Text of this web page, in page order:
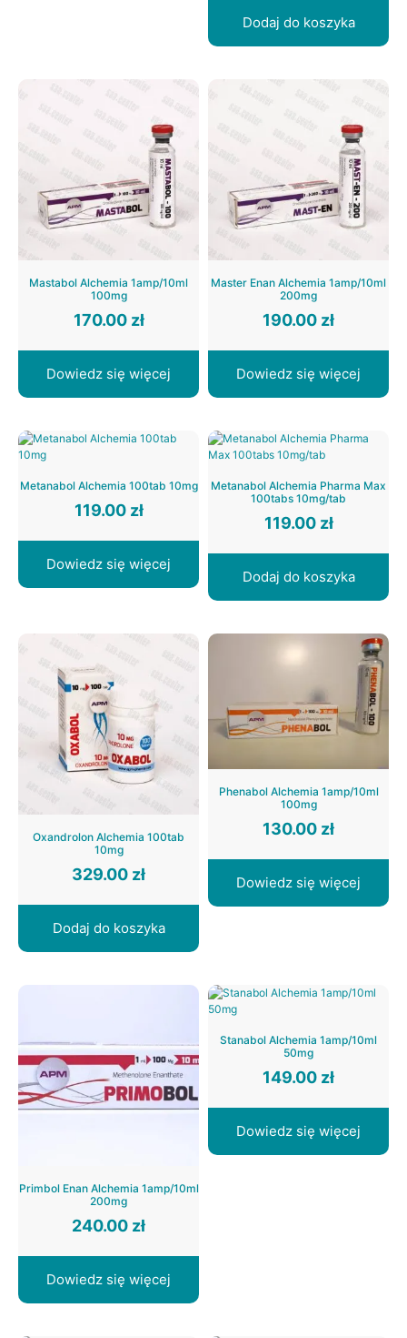
Dodaj do koszyka
Mastabol Alchemia 1amp/10ml
100mg
170.00 zł
Dowiedz się więcej
Master Enan Alchemia 1amp/10ml
200mg
190.00 zł
Dowiedz się więcej
Metanabol Alchemia 100tab 10mg
119.00 zł
Dowiedz się więcej
Metanabol Alchemia Pharma Max
100tabs 10mg/tab
119.00 zł
Dodaj do koszyka
Oxandrolon Alchemia 100tab
10mg
329.00 zł
Dodaj do koszyka
Phenabol Alchemia 1amp/10ml
100mg
130.00 zł
Dowiedz się więcej
Primbol Enan Alchemia 1amp/10ml
200mg
240.00 zł
Dowiedz się więcej
Stanabol Alchemia 1amp/10ml
50mg
149.00 zł
Dowiedz się więcej